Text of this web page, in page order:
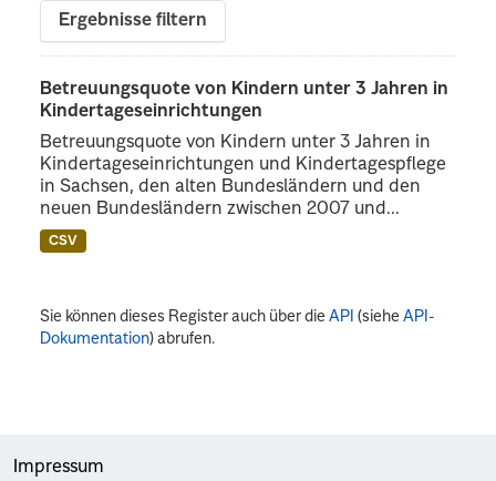
Ergebnisse filtern
Betreuungsquote von Kindern unter 3 Jahren in
Kindertageseinrichtungen
Betreuungsquote von Kindern unter 3 Jahren in
Kindertageseinrichtungen und Kindertagespflege
in Sachsen, den alten Bundesländern und den
neuen Bundesländern zwischen 2007 und...
CSV
Sie können dieses Register auch über dieAPI (sieheAPI-
Dokumentation) abrufen.
Impressum